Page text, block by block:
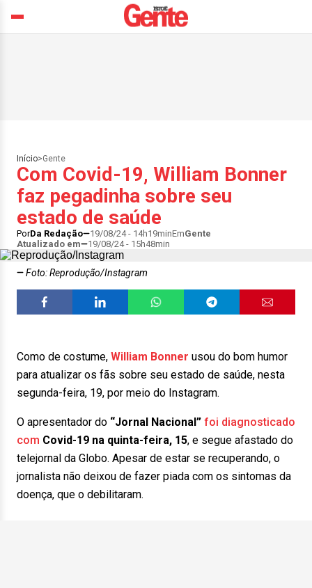
Início>Gente
Com Covid-19, William Bonner
faz pegadinha sobre seu
estado de saúde
PorDa Redação 19/08/24 - 14h19minEmGente
Atualizado em
19/08/24 - 15h48min
Foto: Reprodução/Instagram
Como de costume, William Bonner usou do bom humor
para atualizar os fãs sobre seu estado de saúde, nesta
segunda-feira, 19, por meio do Instagram.
O apresentador do “Jornal Nacional” foi diagnosticado
com Covid-19 na quinta-feira, 15, e segue afastado do
telejornal da Globo. Apesar de estar se recuperando, o
jornalista não deixou de fazer piada com os sintomas da
doença, que o debilitaram.